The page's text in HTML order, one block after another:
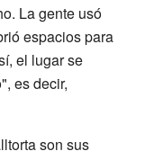
La gente usó
espacios para
el lugar se
es decir,
son sus